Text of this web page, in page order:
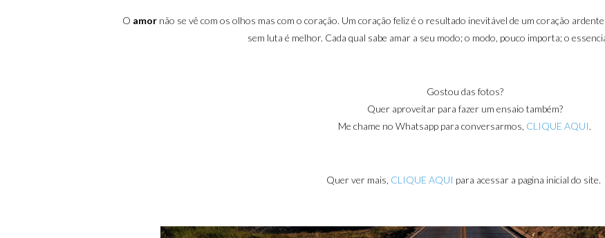
O amor não se vê com os olhos mas com o coração. Um coração feliz é o resultado inevitável de um coração ardente
sem luta é melhor. Cada qual sabe amar a seu modo; o modo, pouco importa; o
Gostou das fotos?
Quer aproveitar para fazer um ensaio também?
Me chame no Whatsapp para conversarmos, CLIQUE AQUI.
Quer ver mais, CLIQUE AQUI para acessar a pagina inicial do site.